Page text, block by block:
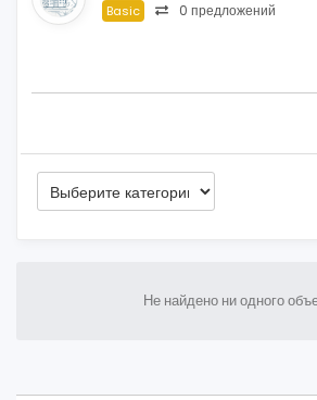
Basic 0 предложений
Не найдено ни одного